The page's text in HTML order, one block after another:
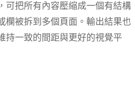
可把所有內容壓縮成一個有結構
欄被拆到多個頁面。輸出結果也
持一致的間距與更好的視覺平